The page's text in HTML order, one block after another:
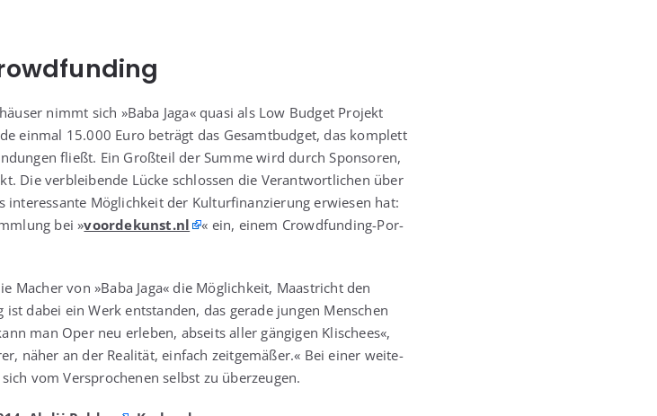
nimmt sich »Baba Jaga« qua­si als Low Bud­get Pro­jekt
ein­mal 15.000 Euro beträgt das Gesamt­bud­get, das kom­plett
fließt. Ein Groß­teil der Sum­me wird durch Spon­so­ren,
Die ver­blei­ben­de Lücke schlos­sen die Ver­ant­wort­li­chen über
inter­es­san­te Mög­lich­keit der Kul­tur­fi­nan­zie­rung erwie­sen hat:
bei »voordekunst.nl
« ein, einem Crowd­fun­ding-Por­
Macher von »Baba Jaga« die Mög­lich­keit, Maas­tricht den
dabei ein Werk ent­stan­den, das gera­de jun­gen Men­schen
man Oper neu erle­ben, abseits aller gän­gi­gen Kli­schees«,
näher an der Rea­li­tät, ein­fach zeit­ge­mä­ßer.« Bei einer wei­te­
vom Ver­spro­che­nen selbst zu überzeugen.